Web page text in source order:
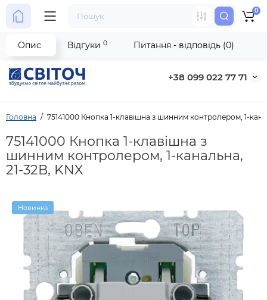
+38 099 022 77 71
0
Головна 75141000 Кнопка 1-клавішна з шинним контролером, 1-
75141000 Кнопка 1-клавішна з
шинним контролером, 1-канальна,
21-32В, KNX
Новинка
Опис Відгуки 0 Питання - відповідь (0)